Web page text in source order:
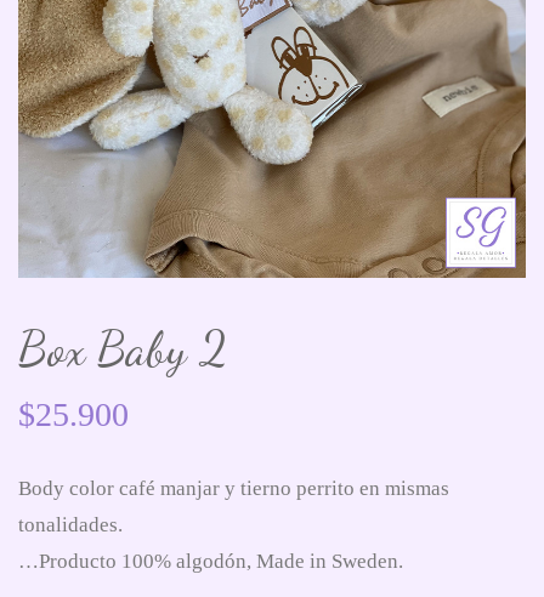
Box Baby 2
$25.900
Body color café manjar y tierno perrito en mismas
tonalidades.
…Producto 100% algodón, Made in Sweden.